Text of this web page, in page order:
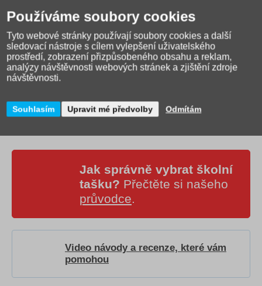
Jak správně vybrat školní
tašku? Přečtěte si našeho
průvodce.
Video návody a recenze, které vám
pomohou
Používáme soubory cookies
Tyto webové stránky používají soubory cookies a další
sledovací nástroje s cílem vylepšení uživatelského
prostředí, zobrazení přizpůsobeného obsahu a reklam,
analýzy návštěvnosti webových stránek a zjištění zdroje
návštěvnosti.
Souhlasím Upravit mé předvolby Odmítám